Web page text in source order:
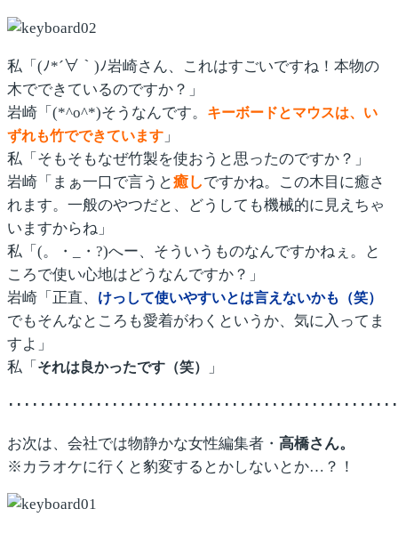
私「(ﾉ*´∀｀)ﾉ岩崎さん、これはすごいですね！本物の
木でできているのですか？」
岩崎「(*^o^*)そうなんです。
キーボードとマウスは、い
ずれも竹でできています 」
私「そもそもなぜ竹製を使おうと思ったのですか？」
岩崎「まぁ一口で言うと癒しですかね。この木目に癒さ
れます。一般のやつだと、どうしても機械的に見えちゃ
いますからね」
私「(。・_・?)へー、そういうものなんですかねぇ。と
ころで使い心地はどうなんですか？」
岩崎「正直、
けっして使いやすいとは言えないかも（笑）
でもそんなところも愛着がわくというか、気に入ってま
すよ」
私「 それは良かったです（笑） 」
････････････････････････････････････････････････
お次は、会社では物静かな女性編集者・ 高橋さん。
※カラオケに行くと豹変するとかしないとか…？！